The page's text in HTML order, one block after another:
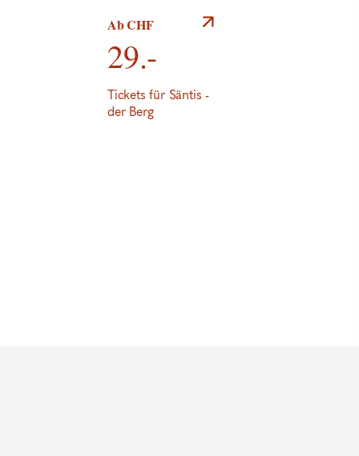
Hochzeits­
"Deluxe"
Ab CHF
29.-
Tickets für Säntis -
der Berg